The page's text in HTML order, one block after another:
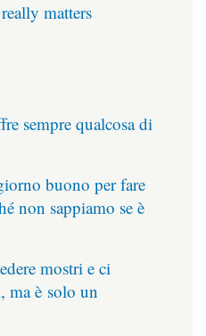
matters
sempre qualcosa di
buono per fare
non sappiamo se è
mostri e ci
ma è solo un